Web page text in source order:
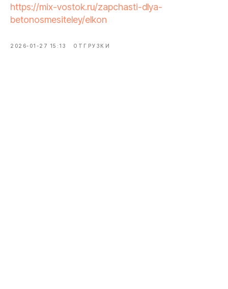
https://mix-vostok.ru/zapchasti-dlya-
betonosmesiteley/elkon
2026-01-27 15:13 ОТГРУЗКИ